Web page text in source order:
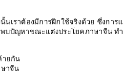
ต้องมีการฝึกใช้จริงด้วย ซึ่งการแต่
ปัญหาขณะแต่งประโยคภาษาจีน ท
ายกัน
าจีน